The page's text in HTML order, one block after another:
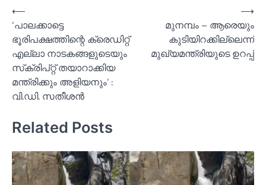
Post
navigation
⟵
‘പാലക്കാട്ടെ
ഭൂരിപക്ഷത്തിന്റെ ക്രെഡിറ്റ്
എല്ലാ നാടകങ്ങളുടെയും
സ്‌ക്രിപ്റ്റ് തയാറാക്കിയ
മന്ത്രിക്കും അളിയനും’ :
വി.ഡി. സതീശൻ
മുനമ്പം – ആരെയും
കുടിയിറക്കില്ലെന്ന്
മുഖ്യമന്ത്രിയുടെ ഉറപ്പ്
⟶
Related Posts